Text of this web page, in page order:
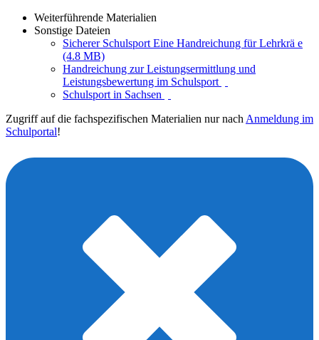
Weiterführende Materialien
Sonstige Dateien
Sicherer Schulsport Eine Handreichung für Lehrkrä e
(4.8 MB)
Handreichung zur Leistungsermittlung und
Leistungsbewertung im Schulsport
Schulsport in Sachsen
Zugriff auf die fachspezifischen Materialien nur nach Anmeldung im
Schulportal!